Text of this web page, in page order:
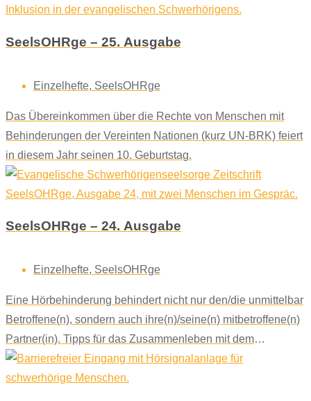
SeelsOHRge – 25. Ausgabe
Einzelhefte, SeelsOHRge
Das Übereinkommen über die Rechte von Menschen mit
Behinderungen der Vereinten Nationen (kurz UN-BRK) feiert
in diesem Jahr seinen 10. Geburtstag.
SeelsOHRge – 24. Ausgabe
Einzelhefte, SeelsOHRge
Eine Hörbehinderung behindert nicht nur den/die unmittelbar
Betroffene(n), sondern auch ihre(n)/seine(n) mitbetroffene(n)
Partner(in). Tipps für das Zusammenleben mit dem
Menschen zu erhalten, mit dem man sein Leben teilt.